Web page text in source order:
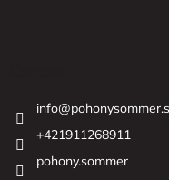
info@
+421911268911
pohony.sommer